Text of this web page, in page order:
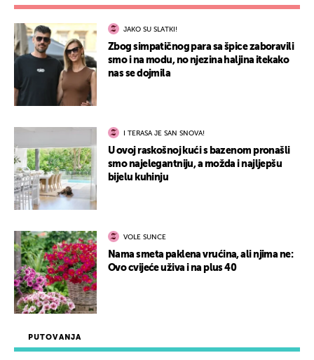
PUTOVANJA
JAKO SU SLATKI!
Zbog simpatičnog para sa špice zaboravili
smo i na modu, no njezina haljina itekako
nas se dojmila
I TERASA JE SAN SNOVA!
U ovoj raskošnoj kući s bazenom pronašli
smo najelegantniju, a možda i najljepšu
bijelu kuhinju
VOLE SUNCE
Nama smeta paklena vrućina, ali njima ne:
Ovo cvijeće uživa i na plus 40